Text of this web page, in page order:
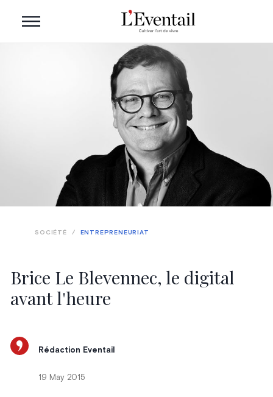
Brice Le Blevennec, le digital
avant l'heure
SOCIÉTÉ / ENTREPRENEURIAT
Rédaction Eventail
19 May 2015